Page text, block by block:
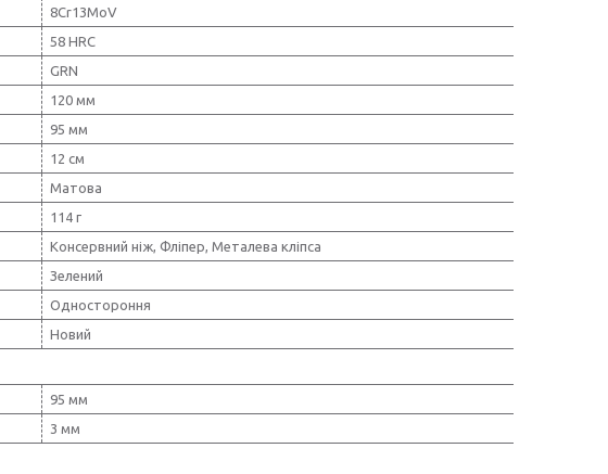
8Cr13MoV
58 HRC
GRN
120 мм
95 мм
12 см
Матова
114 г
Консервний ніж, Фліпер, Металева кліпса
Зелений
Одностороння
Новий
95 мм
3 мм